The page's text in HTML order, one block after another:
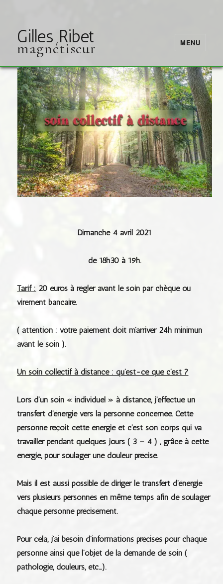
Gilles Ribet
magnétiseur MENU
Dimanche 4 avril 2021
de 18h30 à 19h.
Tarif : 20 euros à régler avant le soin par chèque ou
virement bancaire.
( attention : votre paiement doit m’arriver 24h minimun
avant le soin ).
Un soin collectif à distance : qu’est-ce que c’est ?
Lors d’un soin « individuel » à distance, j’effectue un
transfert d’énergie vers la personne concernée. Cette
personne reçoit cette énergie et c’est son corps qui va
travailler pendant quelques jours ( 3 – 4 ) , grâce à cette
énergie, pour soulager une douleur précise.
Mais il est aussi possible de diriger le transfert d’énergie
vers plusieurs personnes en même temps afin de soulager
chaque personne précisément.
Pour cela, j’ai besoin d’informations précises pour chaque
personne ainsi que l’objet de la demande de soin (
pathologie, douleurs, etc…).